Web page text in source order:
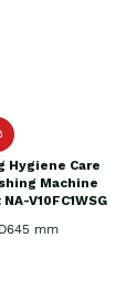
Hygiene Care
Machine
V10FC1WSG
mm